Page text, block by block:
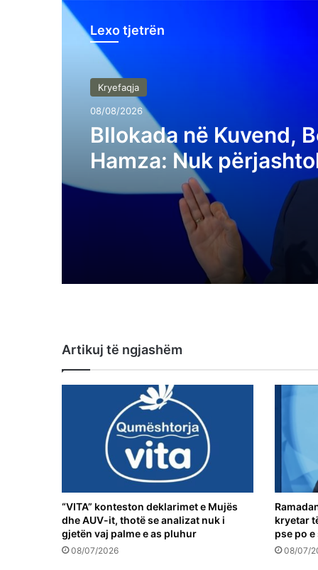
Lexo tjetrën
Kryefaqja
08/08/2026
Bllokada në Kuvend,
Hamza: Nuk
protestat
Artikuj të ngjashëm
“VITA” konteston deklarimet e Mujës
dhe AUV-it, thotë se analizat nuk i
gjetën vaj palme e as pluhur
08/07/2026
kryetar
pse po
08/07/